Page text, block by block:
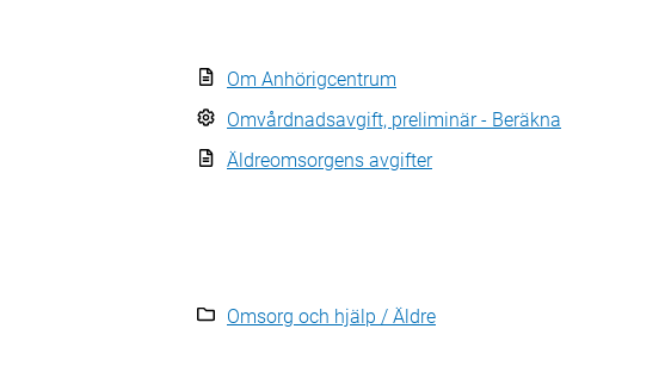
Om Anhörigcentrum
Omvårdnadsavgift, preliminär - Beräkna
Äldreomsorgens avgifter
Omsorg och hjälp / Äldre